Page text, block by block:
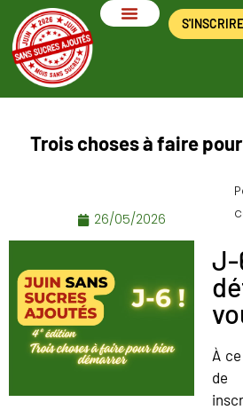
S'INSCRIRE
Trois choses à faire
26/05/2026
J-
À
de